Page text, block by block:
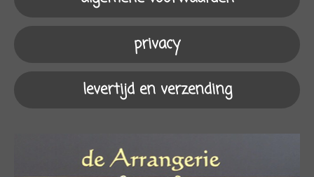
k
a
m
p
privacy
levertijd en verzending